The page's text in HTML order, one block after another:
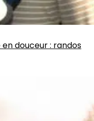
en douceur : randos